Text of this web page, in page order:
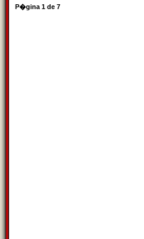
P�gina 1 de 7